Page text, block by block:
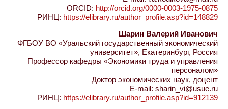
ORCID: http://orcid.org/0000-0003-1975-0875
РИНЦ: https://elibrary.ru/author_profile.asp?id=148829
Шарин Валерий Иванович
ФГБОУ ВО «Уральский государственный экономический
университет», Екатеринбург, Россия
Профессор кафедры «Экономики труда и управления
персоналом»
Доктор экономических наук, доцент
E-mail: sharin_vi@usue.ru
РИНЦ: https://elibrary.ru/author_profile.asp?id=912139